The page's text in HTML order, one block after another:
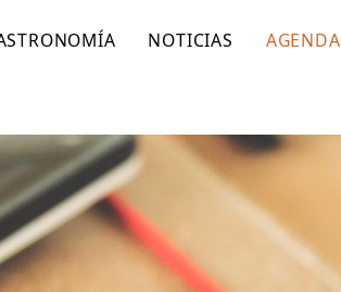
NOTICIAS AGENDA